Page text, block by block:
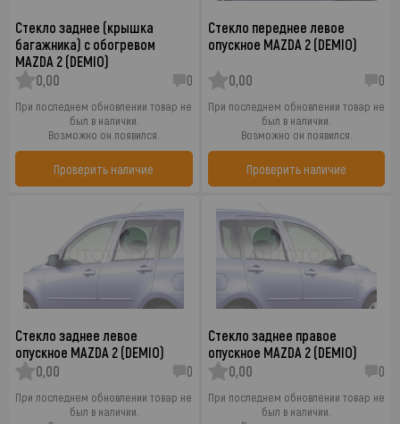
Стекло заднее (крышка
багажника) с обогревом
MAZDA 2 (DEMIO)
0,00
0
При последнем обновлении товар не
был в наличии.
Возможно он появился.
Проверить наличие
Стекло переднее левое
опускное MAZDA 2 (DEMIO)
0,00 0
При последнем обновлении товар не
был в наличии.
Возможно он появился.
Проверить наличие
Стекло заднее левое
опускное MAZDA 2 (DEMIO)
0,00
0
При последнем обновлении товар не
был в наличии.
Стекло заднее правое
опускное MAZDA 2 (DEMIO)
0,00
0
При последнем обновлении товар не
был в наличии.